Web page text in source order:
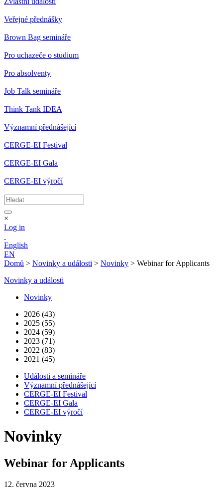
Veřejné přednášky
Brown Bag semináře
Pro uchazeče o studium
Pro absolventy
Job Talk semináře
Think Tank IDEA
Významní přednášející
CERGE-EI Festival
CERGE-EI Gala
CERGE-EI výročí
×
Log in
English
EN
Domů > Novinky a události > Novinky > Webinar for Applicants
Novinky a události
Novinky
2026 (43)
2025 (55)
2024 (59)
2023 (71)
2022 (83)
2021 (45)
Události a semináře
Významní přednášející
CERGE-EI Festival
CERGE-EI Gala
CERGE-EI výročí
Novinky
Webinar for Applicants
12. června 2023